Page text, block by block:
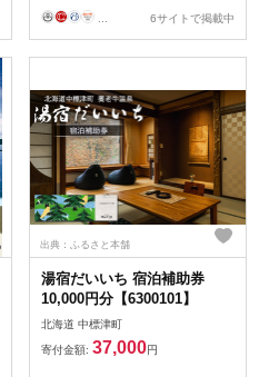
6サイトで掲載中
出典：ふるさと本舗
湯宿だいいち 宿泊補助券
10,000円分【6300101】
北海道 中標津町
寄付金額: 37,000円